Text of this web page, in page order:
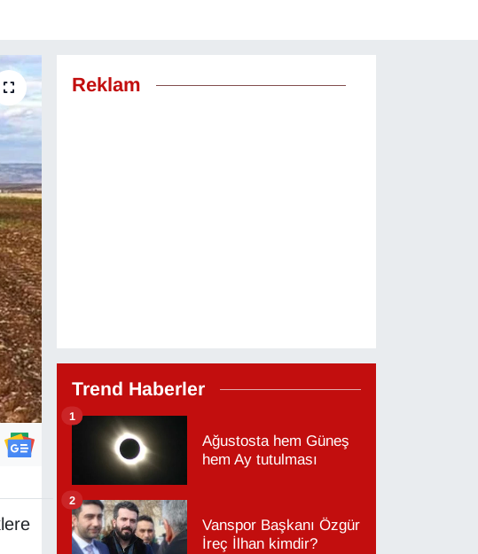
Reklam
Trend Haberler
Ağustosta hem Güneş
hem Ay tutulması
1
Vanspor Başkanı Özgür
İreç İlhan kimdir?
2